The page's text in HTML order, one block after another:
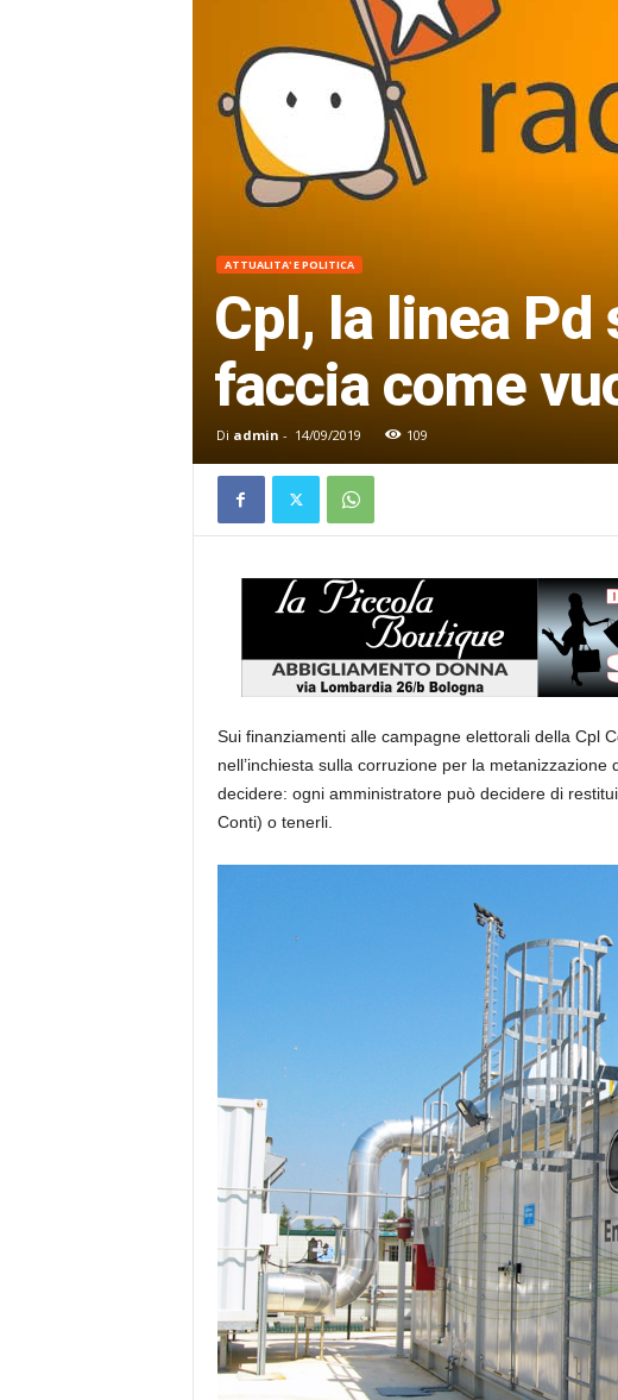
ATTUALITA' E POLITICA
Cpl, la linea
faccia come
Di admin - 14/09/2019 109
Sui finanziamenti alle campagne elettorali della Cpl
nell’inchiesta sulla corruzione per la
decidere: ogni amministratore può decidere di
Conti) o tenerli.